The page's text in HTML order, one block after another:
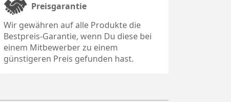
Preisgarantie
Wir gewähren auf alle Produkte die
Bestpreis-Garantie, wenn Du diese bei
einem Mitbewerber zu einem
günstigeren Preis gefunden hast.